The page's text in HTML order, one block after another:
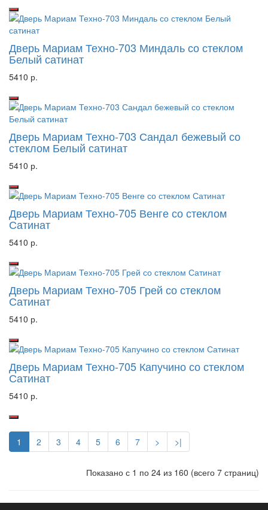
Дверь Мариам Техно-703 Миндаль со стеклом
Белый сатинат
5410 р.
Дверь Мариам Техно-703 Сандал бежевый со
стеклом Белый сатинат
5410 р.
Дверь Мариам Техно-705 Венге со стеклом
Сатинат
5410 р.
Дверь Мариам Техно-705 Грей со стеклом
Сатинат
5410 р.
Дверь Мариам Техно-705 Капучино со стеклом
Сатинат
5410 р.
1 2 3 4 5 6 7 > >|
Показано с 1 по 24 из 160 (всего 7 страниц)